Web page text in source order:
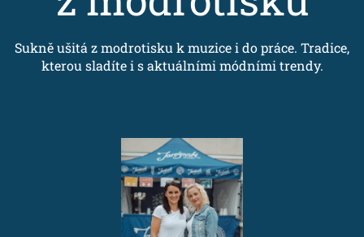
Sukně ušitá z modrotisku k muzice i do práce. Tradice,
kterou sladíte i s aktuálními módními trendy.